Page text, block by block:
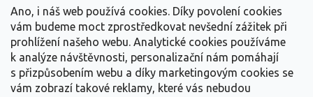
Ano, i náš web používá cookies. Díky povolení cookies
vám budeme moct zprostředkovat nevšední zážitek při
prohlížení našeho webu. Analytické cookies používáme
k analýze návštěvnosti, personalizační nám pomáhají
s přizpůsobením webu a díky marketingovým cookies se
vám zobrazí takové reklamy, které vás nebudou
Vše o nákupu
Informace pro Vás
Kontakujte nás